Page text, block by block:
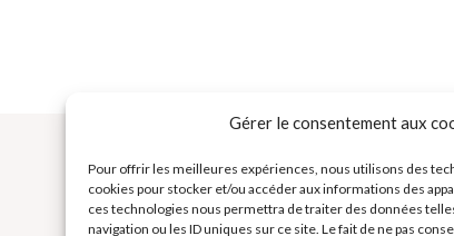
Gérer le consentement aux
Pour offrir les meilleures expériences, nous utilisons des
cookies pour stocker et/ou accéder aux informations des
ces technologies nous permettra de traiter des données
navigation ou les ID uniques sur ce site. Le fait de ne pas